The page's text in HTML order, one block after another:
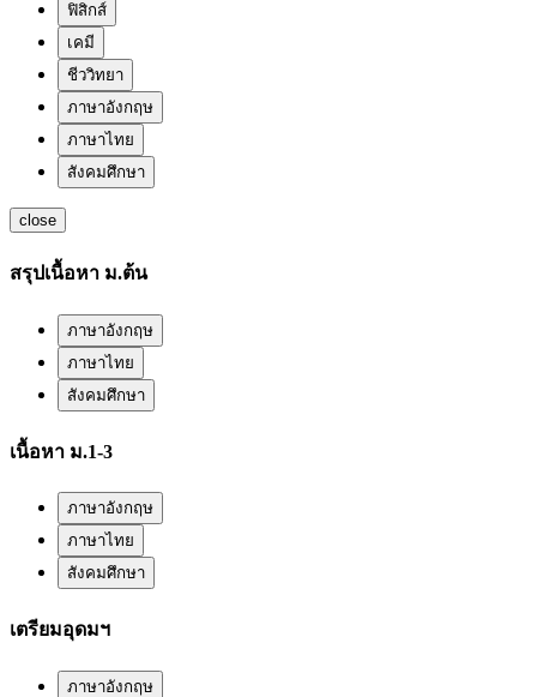
ฟิสิกส์
เคมี
ชีววิทยา
ภาษาอังกฤษ
ภาษาไทย
สังคมศึกษา
close
สรุปเนื้อหา ม.ต้น
ภาษาอังกฤษ
ภาษาไทย
สังคมศึกษา
เนื้อหา ม.1-3
ภาษาอังกฤษ
ภาษาไทย
สังคมศึกษา
เตรียมอุดมฯ
ภาษาอังกฤษ